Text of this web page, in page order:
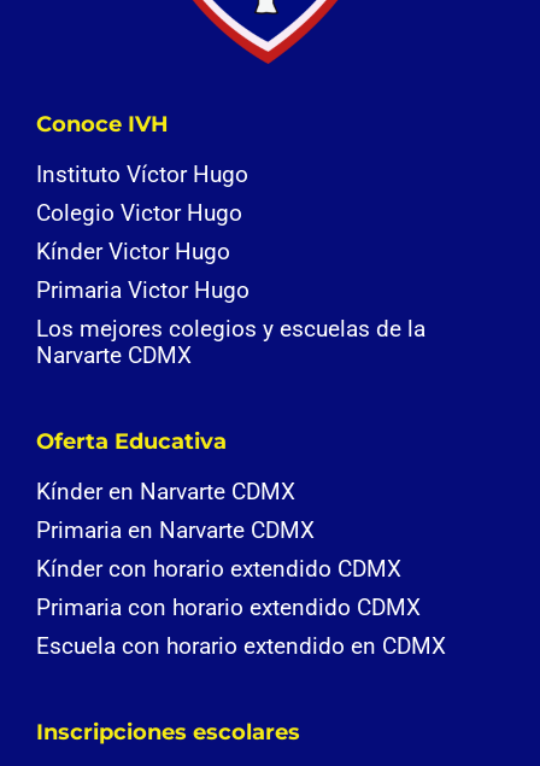
Conoce IVH
Instituto Víctor Hugo
Colegio Victor Hugo
Kínder Victor Hugo
Primaria Victor Hugo
Los mejores colegios y escuelas de la
Narvarte CDMX
Oferta Educativa
Kínder en Narvarte CDMX
Primaria en Narvarte CDMX
Kínder con horario extendido CDMX
Primaria con horario extendido CDMX
Escuela con horario extendido en CDMX
Inscripciones escolares